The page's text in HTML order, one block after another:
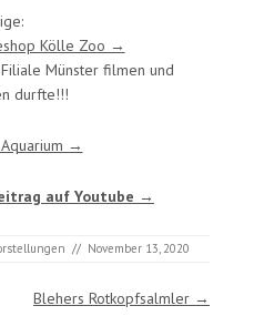
Kölle Zoo →
Münster filmen und
durfte!!!
→
auf Youtube →
// November 13, 2020
Blehers Rotkopfsalmler →